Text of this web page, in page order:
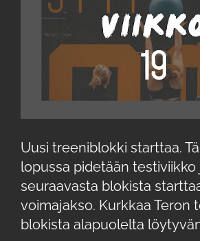
Uusi treeniblokki starttaa.
lopussa pidetään testiviikko
seuraavasta blokista
voimajakso. Kurkkaa Teron
blokista alapuolelta